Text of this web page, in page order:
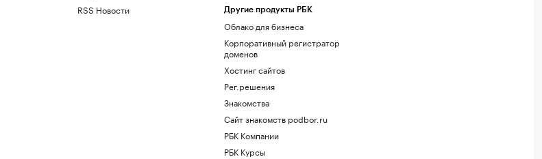
RSS Новости Другие продукты РБК
Облако для бизнеса
Корпоративный регистратор
доменов
Хостинг сайтов
Рег.решения
Знакомства
Сайт знакомств podbor.ru
РБК Компании
РБК Курсы